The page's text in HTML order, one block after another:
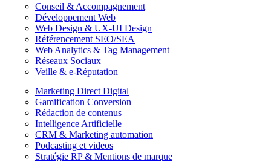
Conseil & Accompagnement
Développement Web
Web Design & UX-UI Design
Référencement SEO/SEA
Web Analytics & Tag Management
Réseaux Sociaux
Veille & e-Réputation
Marketing Direct Digital
Gamification Conversion
Rédaction de contenus
Intelligence Artificielle
CRM & Marketing automation
Podcasting et videos
Stratégie RP & Mentions de marque